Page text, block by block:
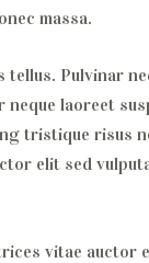
massa.
Pulvinar
laoreet
tristique risus
elit sed
vitae auctor